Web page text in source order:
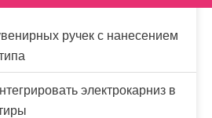
ручек с нанесением
электрокарниз в